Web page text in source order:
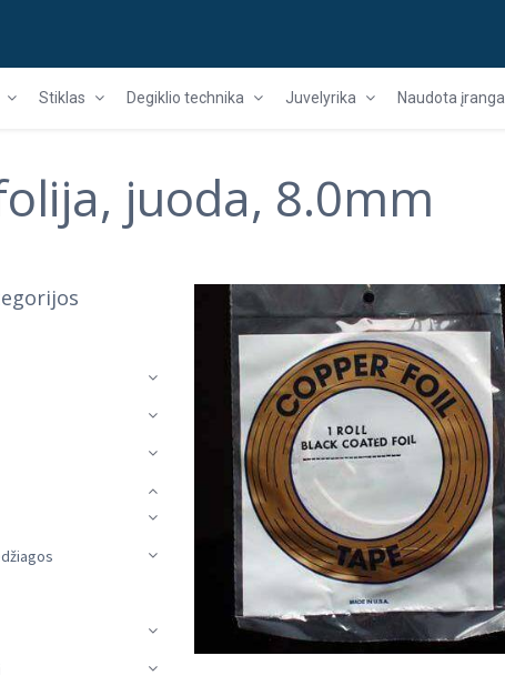
Stiklas Degiklio technika Juvelyrika Naudota įranga
juoda, 8.0mm